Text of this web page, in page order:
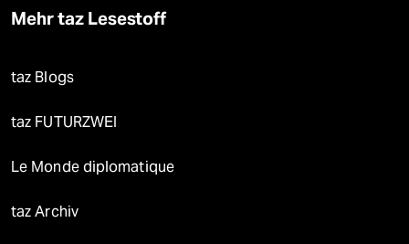
Mehr taz Lesestoff
taz Blogs
taz FUTURZWEI
Le Monde diplomatique
taz Archiv